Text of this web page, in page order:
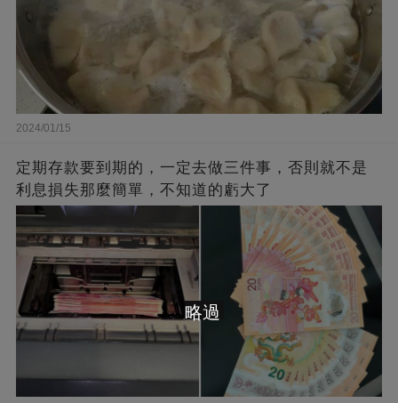
2024/01/15
定期存款要到期的，一定去做三件事，否則就不是
利息損失那麼簡單，不知道的虧大了
略過